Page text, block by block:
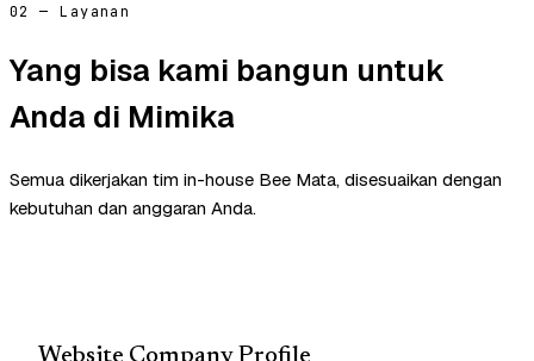
02 — Layanan
Yang bisa kami bangun untuk
Anda di Mimika
Semua dikerjakan tim in-house Bee Mata, disesuaikan dengan
kebutuhan dan anggaran Anda.
Website Company Profile